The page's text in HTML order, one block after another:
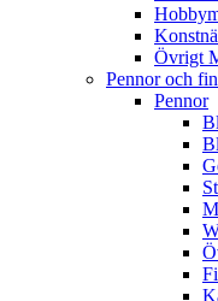
Övrigt
Pennor och
Pennor